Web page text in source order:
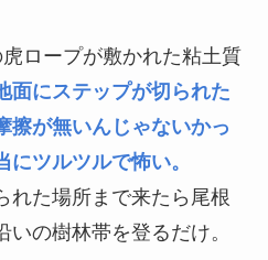
ロープが敷かれた粘土質
面にステップが切られた
擦が無いんじゃないかっ
ツルツルで怖い。
れた場所まで来たら尾根
の樹林帯を登るだけ。